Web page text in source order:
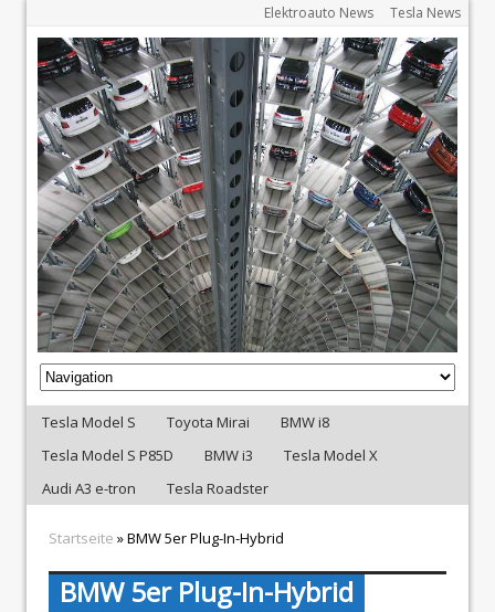
Elektroauto News Tesla News
Tesla Model S Toyota Mirai
BMW i8
Tesla Model S P85D
BMW i3
Tesla Model X
Audi A3 e-tron
Tesla Roadster
Startseite » BMW 5er Plug-In-Hybrid
BMW 5er Plug-In-Hybrid